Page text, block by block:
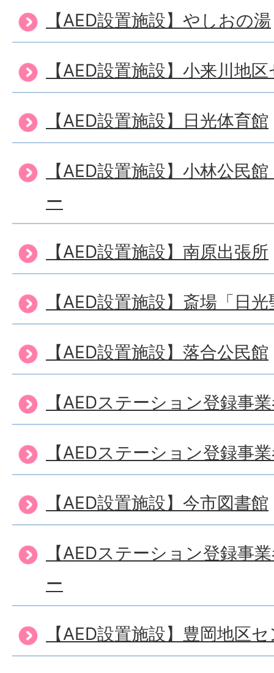
【AED設置施設】やしおの湯
【AED設置施設】小来川地
【AED設置施設】日光体育館
【AED設置施設】小林公民
ー
【AED設置施設】南原出張所
【AED設置施設】斎場「日
【AED設置施設】落合公民館
【AEDステーション登録事
【AEDステーション登録事
【AED設置施設】今市図書館
【AEDステーション登録事
ー
【AED設置施設】豊岡地区